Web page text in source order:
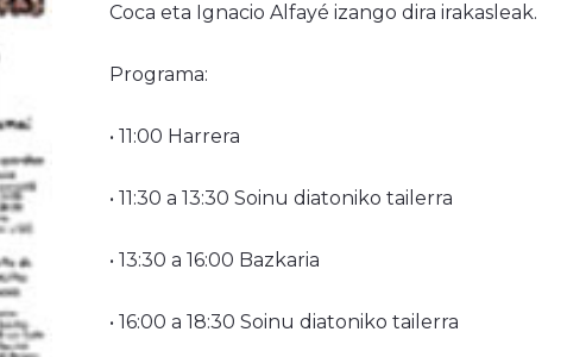
Coca eta Ignacio Alfayé izango dira irakasleak.
Programa:
• 11:00 Harrera
• 11:30 a 13:30 Soinu diatoniko tailerra
• 13:30 a 16:00 Bazkaria
• 16:00 a 18:30 Soinu diatoniko tailerra